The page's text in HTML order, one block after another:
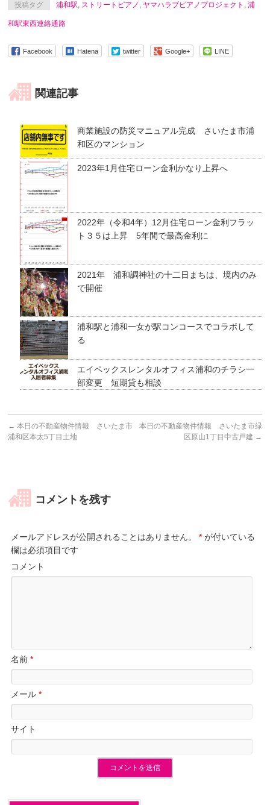
投稿タグ 浦和駅, ストリートピアノ , ヤマハラブピアノプロジェクト ,浦
和駅東西連絡通路
Facebook Hatena twitter Google+ LINE
関連記事
商業施設の防災マニュアル完成 さいたま市浦
和区のマンション
2023年1月住宅ローン金利かなり上昇へ
2022年（令和4年）12月住宅ローン金利フラッ
ト３５は上昇 5年間で最高金利に
2021年 浦和調神社の十二日まちは、境内のみ
で開催
浦和駅と浦和一女が駅コンコースでコラボして
る
エイペックスレンタルオフィス浦和のチラシ一
部変更 短期貸も相談
← 本日の不動産物件情報 さいたま市
浦和区本太5丁目土地
本日の不動産物件情報 さいたま市緑
区原山1丁目中古戸建 →
コメントを残す
メールアドレスが公開されることはありません。 * が付いている
欄は必須項目です
コメント
名前*
メール*
サイト